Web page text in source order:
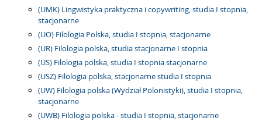
(UMK) Lingwistyka praktyczna i copywriting, studia I stopnia,
stacjonarne
(UO) Filologia Polska, studia I stopnia, stacjonarne
(UR) Filologia polska, studia stacjonarne I stopnia
(US) Filologia polska, studia I stopnia stacjonarne
(USZ) Filologia polska, stacjonarne studia I stopnia
(UW) Filologia polska (Wydział Polonistyki), studia I stopnia,
stacjonarne
(UWB) Filologia polska - studia I stopnia, stacjonarne